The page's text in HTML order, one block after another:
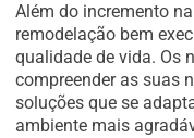
Além do incremento
remodelação bem
qualidade de vida. Os
compreender as suas
soluções que se
ambiente mais